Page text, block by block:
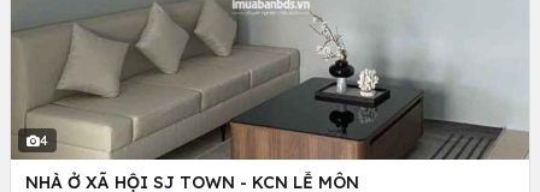
4
NHÀ Ở XÃ HỘI SJ TOWN - KCN LỄ MÔN